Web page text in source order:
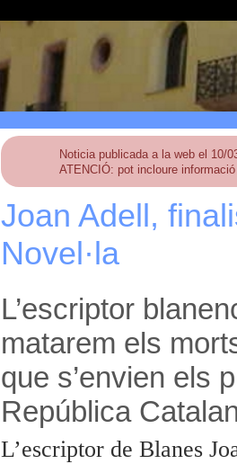
Noticia publicada a la web el 10/
ATENCIÓ: pot incloure
Joan Adell,
Novel·la
L’escriptor
matarem els
que s’envien els
República
L’escriptor de Blanes